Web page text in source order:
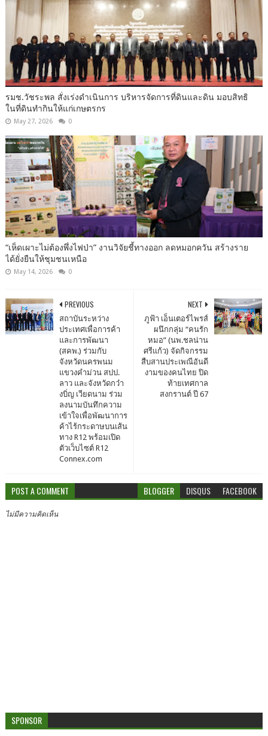
รมช.วัชระพล สั่งเร่งดำเนินการ บริหารจัดการที่ดินและดิน มอบสิทธิ
ในที่ดินทำกินให้แก่เกษตรกร
May 27, 2026 0
“เห็ดเผาะไม่ต้องพึ่งไฟป่า” งานวิจัยชี้ทางออก ลดหมอกควัน สร้างราย
ได้ยั่งยืนให้ชุมชนเหนือ
May 14, 2026 0
NEXT
ภูฟ้า เอ็นเตอร์ไพรส์
ผนึกกลุ่ม “คนรัก
หมอ” (นพ.ชลน่าน
ศรีแก้ว) จัดกิจกรรม
สืบสานประเพณีอันดี
งามของคนไทย ปิด
ท้ายเทศกาล
สงกรานต์ ปี 67​​
PREVIOUS
สถาบันระหว่าง
ประเทศเพื่อการค้า
และการพัฒนา
(สคพ.) ร่วมกับ
จังหวัดนครพนม
แขวงคำม่วน สปป.
ลาว และจังหวัดกว๋า
งบิ่ญ เวียดนาม ร่วม
ลงนามบันทึกความ
เข้าใจเพื่อพัฒนาการ
ค้าไร้กระดาษบนเส้น
ทาง R12 พร้อมเปิด
ตัวเว็บไซต์ R12
Connex.com
POST A COMMENT BLOGGER DISQUS FACEBOOK
ไม่มีความคิดเห็น
SPONSOR